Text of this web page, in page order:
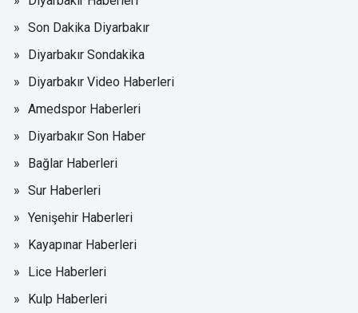
Son Dakika Diyarbakır
Diyarbakır Sondakika
Diyarbakır Video Haberleri
Amedspor Haberleri
Diyarbakır Son Haber
Bağlar Haberleri
Sur Haberleri
Yenişehir Haberleri
Kayapınar Haberleri
Lice Haberleri
Kulp Haberleri